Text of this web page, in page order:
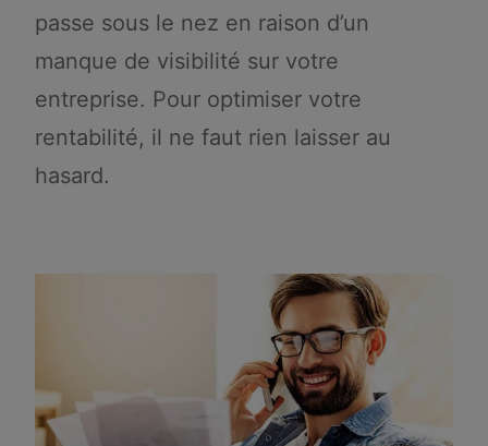
passe sous le nez en raison d’un
manque de visibilité sur votre
entreprise. Pour optimiser votre
rentabilité, il ne faut rien laisser au
hasard.